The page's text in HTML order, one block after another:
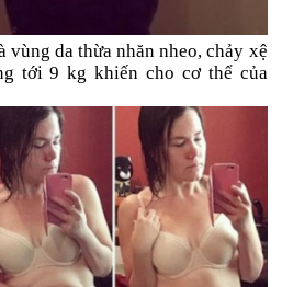
vùng da thừa nhăn nheo, chảy xệ
tới 9 kg khiến cho cơ thể của